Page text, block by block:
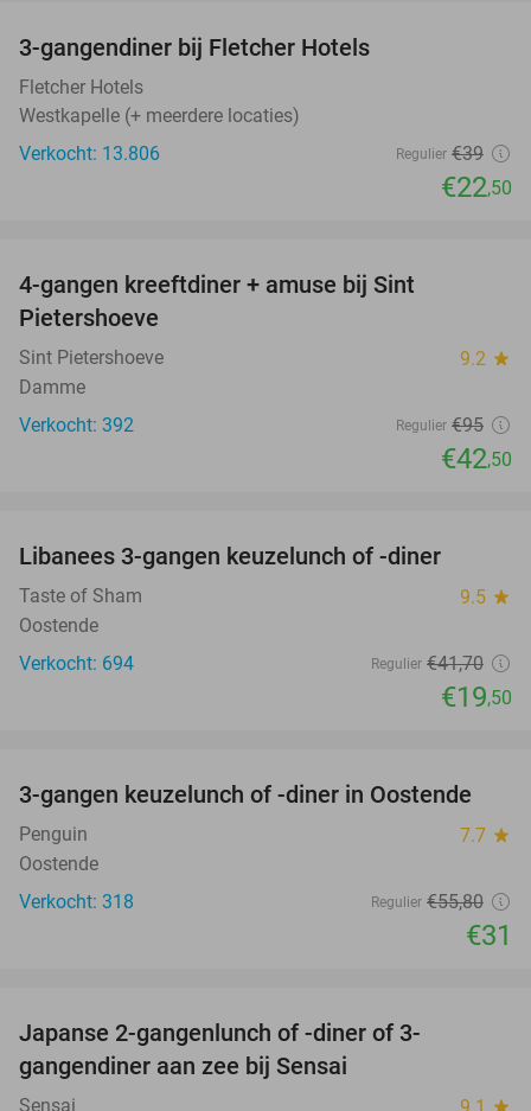
3-gangendiner bij Fletcher Hotels
Fletcher Hotels
Westkapelle (+ meerdere locaties)
Verkocht: 13.806
Regulier €39
€22,50
4-gangen kreeftdiner + amuse bij Sint
Pietershoeve
Sint Pietershoeve 9.2 star
Damme
Verkocht: 392
Regulier €95
€42,50
Libanees 3-gangen keuzelunch of -diner
Taste of Sham 9.5 star
Oostende
Verkocht: 694
Regulier €41,70
€19,50
44%
3-gangen keuzelunch of -diner in Oostende
Penguin 7.7 star
Oostende
Verkocht: 318
Regulier €55,80
€31
Japanse 2-gangenlunch of -diner of 3-
gangendiner aan zee bij Sensai
Sensai star